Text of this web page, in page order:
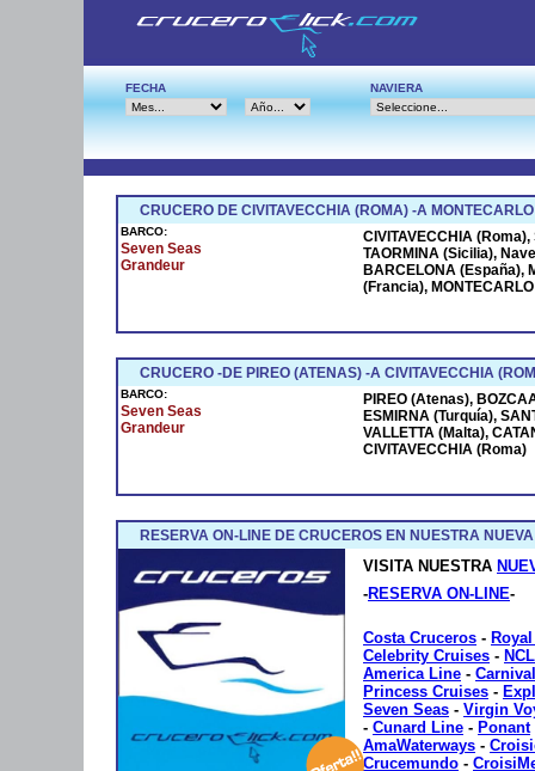
FECHA NAVIERA
CRUCERO DE CIVITAVECCHIA (ROMA) -A
BARCO:
Seven Seas
Grandeur
CIVITAVECCHIA
TAORMINA (Sicilia),
BARCELONA (España),
(Francia),
CRUCERO -DE PIREO (ATENAS) -A CIVITAVECCHIA
BARCO:
Seven Seas
Grandeur
PIREO (Atenas),
ESMIRNA (Turquía),
VALLETTA (Malta),
CIVITAVECCHIA (Roma)
RESERVA ON-LINE DE CRUCEROS EN NUESTRA
VISITA NUESTRA
-RESERVA ON-LINE-
Costa Cruceros -
Celebrity Cruises - NCL
America Line -
Princess Cruises -
Seven Seas - Virgin
- Cunard Line - Ponant
AmaWaterways -
Crucemundo -